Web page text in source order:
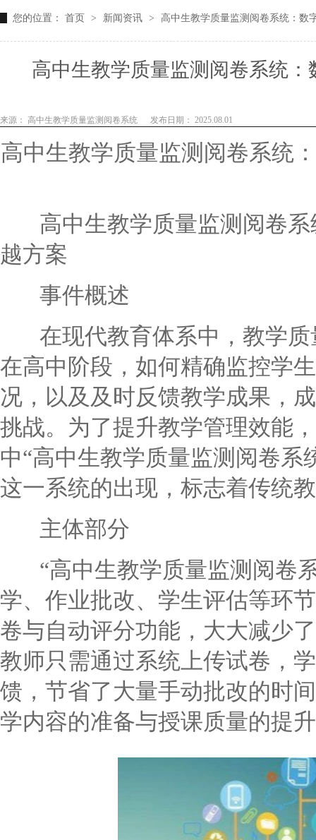
您的位置： 首页 > 新闻资讯 > 高中生教学质量监测阅卷系统：数
高中生教学质量监测阅卷系统
来源： 高中生教学质量监测阅卷系统 发布日期： 2025.08.01
高中生教学质量监测阅卷系统
高中生教学质量监测阅卷系
越方案
事件概述
在现代教育体系中，教学质
在高中阶段，如何精确监控学
况，以及及时反馈教学成果，
挑战。为了提升教学管理效能
中“高中生教学质量监测阅卷系
这一系统的出现，标志着传统
主体部分
“高中生教学质量监测阅卷
学、作业批改、学生评估等环
卷与自动评分功能，大大减少
教师只需通过系统上传试卷，
馈，节省了大量手动批改的时
学内容的准备与授课质量的提